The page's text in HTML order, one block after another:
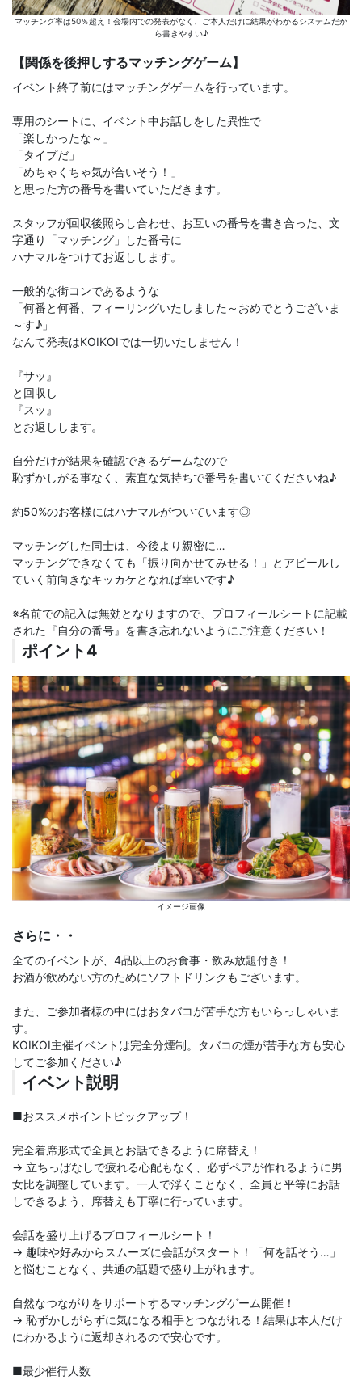
マッチング率は50％超え！会場内での発表がなく、ご本人だけに結果がわかるシステムだか
ら書きやすい♪
【関係を後押しするマッチングゲーム】
イベント終了前にはマッチングゲームを行っています。
専用のシートに、イベント中お話しをした異性で
「楽しかったな～」
「タイプだ」
「めちゃくちゃ気が合いそう！」
と思った方の番号を書いていただきます。
スタッフが回収後照らし合わせ、お互いの番号を書き合った、文
字通り「マッチング」した番号に
ハナマルをつけてお返しします。
一般的な街コンであるような
「何番と何番、フィーリングいたしました～おめでとうございま
～す♪」
なんて発表はKOIKOIでは一切いたしません！
『サッ』
と回収し
『スッ』
とお返しします。
自分だけが結果を確認できるゲームなので
恥ずかしがる事なく、素直な気持ちで番号を書いてくださいね♪
約50%のお客様にはハナマルがついています◎
マッチングした同士は、今後より親密に…
マッチングできなくても「振り向かせてみせる！」とアピールし
ていく前向きなキッカケとなれば幸いです♪
※名前での記入は無効となりますので、プロフィールシートに記載
された『自分の番号』を書き忘れないようにご注意ください！
ポイント4
イメージ画像
さらに・・
全てのイベントが、4品以上のお食事・飲み放題付き！
お酒が飲めない方のためにソフトドリンクもございます。
また、ご参加者様の中にはおタバコが苦手な方もいらっしゃいま
す。
KOIKOI主催イベントは完全分煙制。タバコの煙が苦手な方も安心
してご参加ください♪
イベント説明
■おススメポイントピックアップ！
完全着席形式で全員とお話できるように席替え！
→ 立ちっぱなしで疲れる心配もなく、必ずペアが作れるように男
女比を調整しています。一人で浮くことなく、全員と平等にお話
しできるよう、席替えも丁寧に行っています。
会話を盛り上げるプロフィールシート！
→ 趣味や好みからスムーズに会話がスタート！「何を話そう…」
と悩むことなく、共通の話題で盛り上がれます。
自然なつながりをサポートするマッチングゲーム開催！
→ 恥ずかしがらずに気になる相手とつながれる！結果は本人だけ
にわかるように返却されるので安心です。
■最少催行人数